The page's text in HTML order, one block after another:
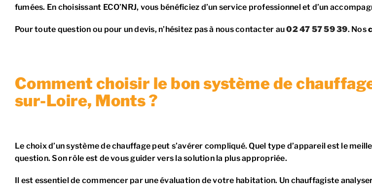
fumées. En choisissant ECO’NRJ, vous bénéficiez d’un service professionnel et d’un
Pour toute question ou pour un devis, n’hésitez pas à nous contacter au02 47 57 59 39. Nos
Comment choisir le bon système de
sur-Loire, Monts ?
Le choix d’un système de chauffage peut s’avérer compliqué. Quel type d’appareil est le
question. Son rôle est de vous guider vers la solution la plus appropriée.
Il est essentiel de commencer par une évaluation de votre habitation. Un chauffagiste